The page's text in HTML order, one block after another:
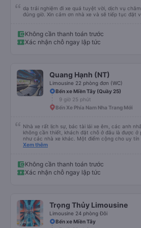
dạ trải nghiệm đi xe quá tuyệt vời, dịch vụ chăm
đúng giờ. Xin cảm ơn nhà xe và sẽ tiếp tục đặt
Không cần thanh toán trước
Xác nhận chỗ ngay lập tức
Quang Hạnh (NT)
Limousine 22 phòng đơn (WC)
Bến xe Miền Tây (Quầy 25)
9 giờ 25 phút
Bến Xe Phía Nam Nha Trang Mới
Nhà xe rất lịch sự, bác tài lái xe êm, các anh
không cần thiết, khách đặt chỗ ở đâu là được ở
như các nhà xe khác. Một điểm cộng cho uy tín
Xem thêm
Không cần thanh toán trước
Xác nhận chỗ ngay lập tức
Trọng Thủy Limousine
Limousine 24 phòng Đôi
Bến xe Miền Tây